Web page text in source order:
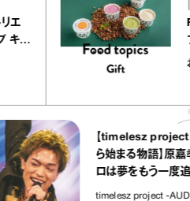
アトリエ
レープ キャ
【timelesz project ＃こ
ら始まる物語】原嘉孝「タ
ロは夢をもう一度追わせ
れた場所」
timelesz project -AUDITION-